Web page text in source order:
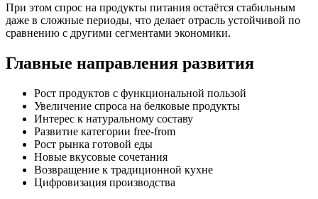
При этом спрос на продукты питания остаётся стабильным
даже в сложные периоды, что делает отрасль устойчивой по
сравнению с другими сегментами экономики.
Главные направления развития
Рост продуктов с функциональной пользой
Увеличение спроса на белковые продукты
Интерес к натуральному составу
Развитие категории free-from
Рост рынка готовой еды
Новые вкусовые сочетания
Возвращение к традиционной кухне
Цифровизация производства